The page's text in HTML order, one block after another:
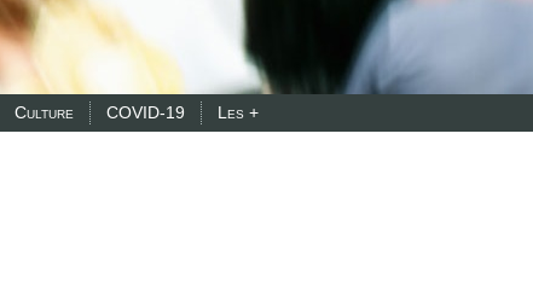
Culture COVID-19 Les +